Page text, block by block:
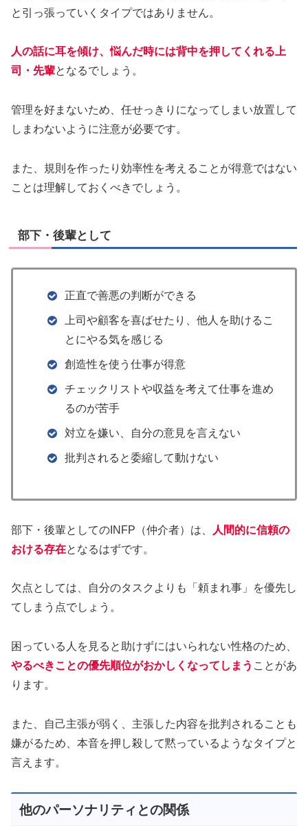
と引っ張っていくタイプではありません。
人の話に耳を傾け、悩んだ時には背中を押してくれる上
司・先輩となるでしょう。
管理を好まないため、任せっきりになってしまい放置して
しまわないように注意が必要です。
また、規則を作ったり効率性を考えることが得意ではない
ことは理解しておくべきでしょう。
部下・後輩として
正直で善悪の判断が​できる
上司や顧客を喜ばせたり、​他人を助けるこ
とにやる気を感じる
創造性を使う仕事が得意
チェックリストや収益を考えて​仕事を進め
るのが苦手​
対立を嫌い、自分の意見を言えない
批判されると委縮して動けない
部下・後輩としてのINFP（仲介者）は、
人間的に信頼の
おける存在となるはずです。
欠点としては、自分のタスクよりも「頼まれ事」を優先し
てしまう点でしょう。
困っている人を見ると助けずにはいられない性格のため、
やるべきことの優先順位がおかしくなってしまう ことがあ
ります。
また、自己主張が弱く、主張した内容を批判されることも
嫌がるため、本音を押し殺して黙っているようなタイプと
言えます。
他のパーソナリティとの関係